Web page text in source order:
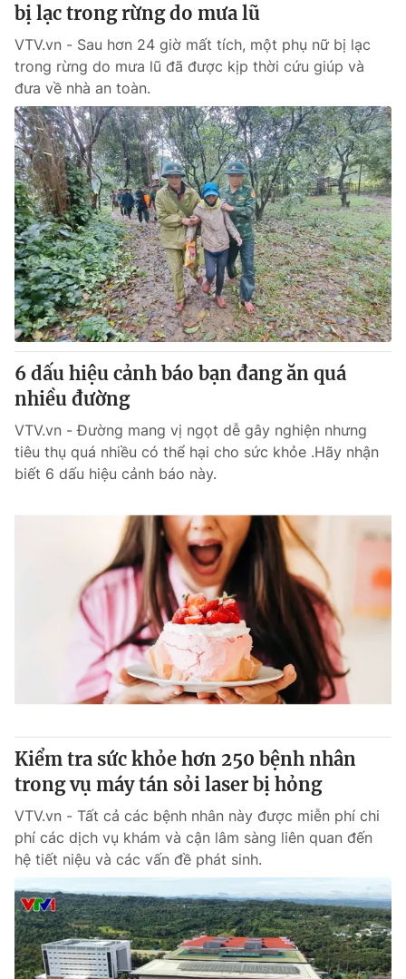
bị lạc trong rừng do mưa lũ
VTV.vn - Sau hơn 24 giờ mất tích, một phụ nữ bị lạc
trong rừng do mưa lũ đã được kịp thời cứu giúp và
đưa về nhà an toàn.
6 dấu hiệu cảnh báo bạn đang ăn quá
nhiều đường
VTV.vn - Đường mang vị ngọt dễ gây nghiện nhưng
tiêu thụ quá nhiều có thể hại cho sức khỏe .Hãy nhận
biết 6 dấu hiệu cảnh báo này.
Kiểm tra sức khỏe hơn 250 bệnh nhân
trong vụ máy tán sỏi laser bị hỏng
VTV.vn - Tất cả các bệnh nhân này được miễn phí chi
phí các dịch vụ khám và cận lâm sàng liên quan đến
hệ tiết niệu và các vấn đề phát sinh.